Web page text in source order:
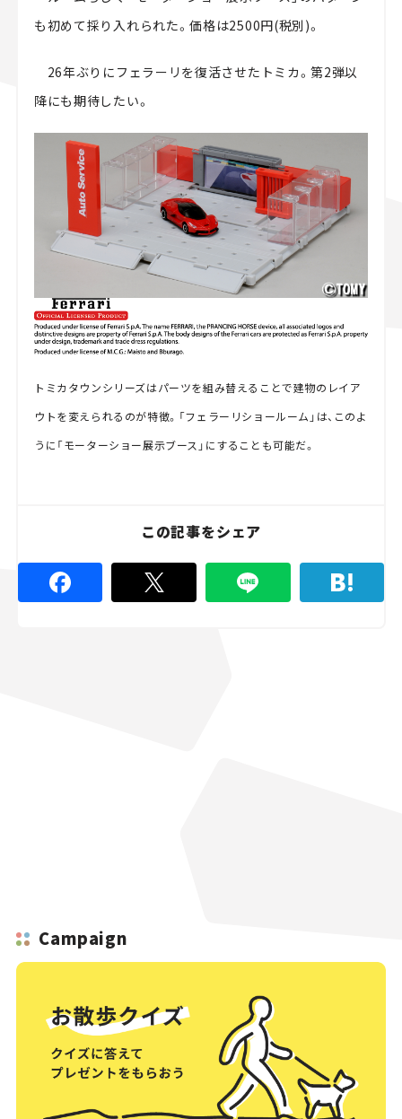
も初めて採り入れられた。価格は2500円(税別)。
26年ぶりにフェラーリを復活させたトミカ。第2弾以
降にも期待したい。
トミカタウンシリーズはパーツを組み替えることで建物のレイア
ウトを変えられるのが特徴。「フェラーリショールーム」は、このよ
うに「モーターショー展示ブース」にすることも可能だ。
この記事をシェア
Campaign